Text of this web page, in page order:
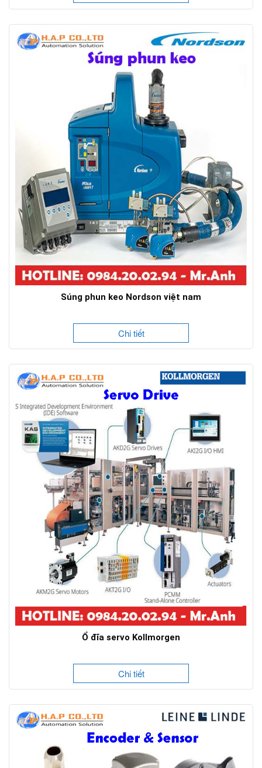
Súng phun keo Nordson việt nam
Chi tiết
Ổ đĩa servo Kollmorgen
Chi tiết